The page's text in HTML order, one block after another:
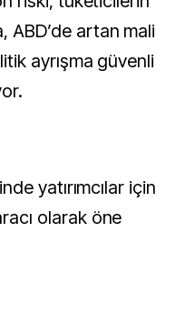
ABD’de artan mali
ayrışma güvenli
yatırımcılar için
olarak öne